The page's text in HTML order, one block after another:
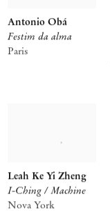
Festim da alma
Antonio Obá
Paris
I-Ching / Machine
Leah Ke Yi Zheng
Nova York